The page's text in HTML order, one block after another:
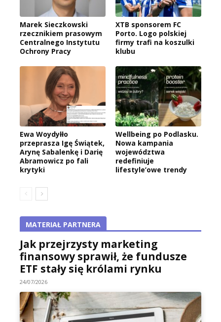
Marek Sieczkowski
rzecznikiem prasowym
Centralnego Instytutu
Ochrony Pracy
XTB sponsorem FC
Porto. Logo polskiej
firmy trafi na koszulki
klubu
Ewa Woydyłło
przeprasza Igę Świątek,
Arynę Sabalenkę i Darię
Abramowicz po fali
krytyki
Wellbeing po Podlasku.
Nowa kampania
województwa
redefiniuje
lifestyle’owe trendy
MATERIAŁ PARTNERA
Jak przejrzysty marketing
finansowy sprawił, że fundusze
ETF stały się królami rynku
24/07/2026